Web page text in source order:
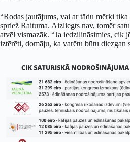
“Rodas jautājums, vai ar tādu mērķi
spriež Raituma. Aizliegts nav, tomēr
atvēl vismazāk. “Ja iedziļināsimies, cik
iztērēti, domāju, ka varētu būtu diezgan